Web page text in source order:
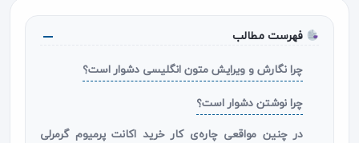
فهرست مطالب
چرا نگارش و ویرایش متون انگلیسی دشوار است؟
چرا نوشتن دشوار است؟
در چنین مواقعی چاره‌ی کار خرید اکانت پرمیوم گرمرلی